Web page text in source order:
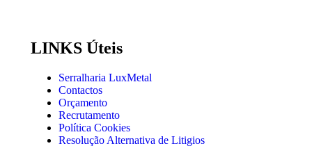
LINKS Úteis
Serralharia LuxMetal
Contactos
Orçamento
Recrutamento
Política Cookies
Resolução Alternativa de Litigios